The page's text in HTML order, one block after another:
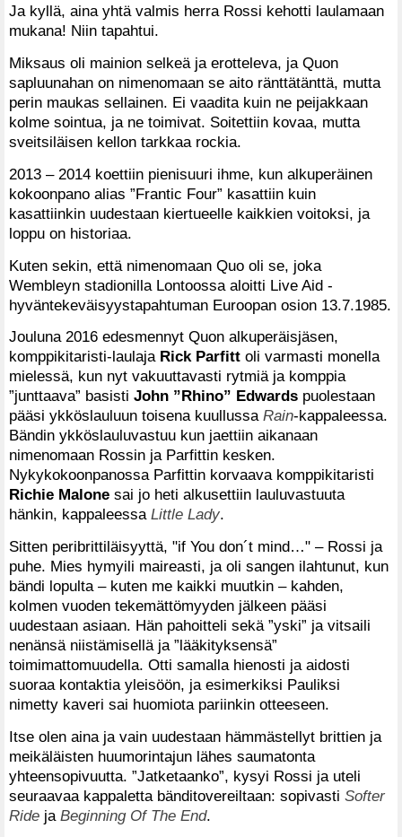
Ja kyllä, aina yhtä valmis herra Rossi kehotti laulamaan
mukana! Niin tapahtui.
Miksaus oli mainion selkeä ja erotteleva, ja Quon
sapluunahan on nimenomaan se aito ränttätänttä, mutta
perin maukas sellainen. Ei vaadita kuin ne peijakkaan
kolme sointua, ja ne toimivat. Soitettiin kovaa, mutta
sveitsiläisen kellon tarkkaa rockia.
2013 – 2014 koettiin pienisuuri ihme, kun alkuperäinen
kokoonpano alias ”Frantic Four” kasattiin kuin
kasattiinkin uudestaan kiertueelle kaikkien voitoksi, ja
loppu on historiaa.
Kuten sekin, että nimenomaan Quo oli se, joka
Wembleyn stadionilla Lontoossa aloitti Live Aid -
hyväntekeväisyystapahtuman Euroopan osion 13.7.1985.
Jouluna 2016 edesmennyt Quon alkuperäisjäsen,
komppikitaristi-laulaja Rick Parfitt oli varmasti monella
mielessä, kun nyt vakuuttavasti rytmiä ja komppia
”junttaava” basisti John ”Rhino” Edwards puolestaan
pääsi ykköslauluun toisena kuullussa Rain-kappaleessa.
Bändin ykköslauluvastuu kun jaettiin aikanaan
nimenomaan Rossin ja Parfittin kesken.
Nykykokoonpanossa Parfittin korvaava komppikitaristi
Richie Malone sai jo heti alkusettiin lauluvastuuta
hänkin, kappaleessa Little Lady.
Sitten peribrittiläisyyttä, "if You don´t mind…" – Rossi ja
puhe. Mies hymyili maireasti, ja oli sangen ilahtunut, kun
bändi lopulta – kuten me kaikki muutkin – kahden,
kolmen vuoden tekemättömyyden jälkeen pääsi
uudestaan asiaan. Hän pahoitteli sekä ”yski” ja vitsaili
nenänsä niistämisellä ja ”lääkityksensä”
toimimattomuudella. Otti samalla hienosti ja aidosti
suoraa kontaktia yleisöön, ja esimerkiksi Pauliksi
nimetty kaveri sai huomiota pariinkin otteeseen.
Itse olen aina ja vain uudestaan hämmästellyt brittien ja
meikäläisten huumorintajun lähes saumatonta
yhteensopivuutta. ”Jatketaanko”, kysyi Rossi ja uteli
seuraavaa kappaletta bänditovereiltaan: sopivasti Softer
Ride ja Beginning Of The End.